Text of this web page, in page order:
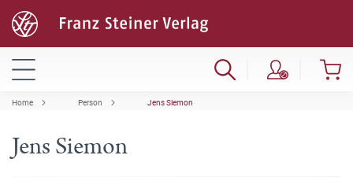
Home Person Jens Siemon
Jens Siemon